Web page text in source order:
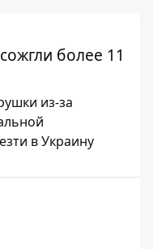
более 11
из-за
в Украину